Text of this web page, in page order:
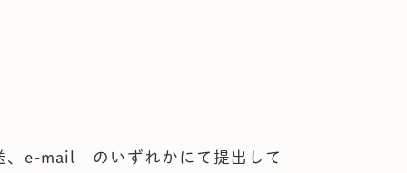
、e-mail のいずれかにて提出して